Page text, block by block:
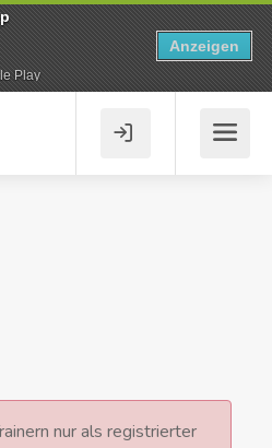
nur als registrierter
Play
Anzeigen